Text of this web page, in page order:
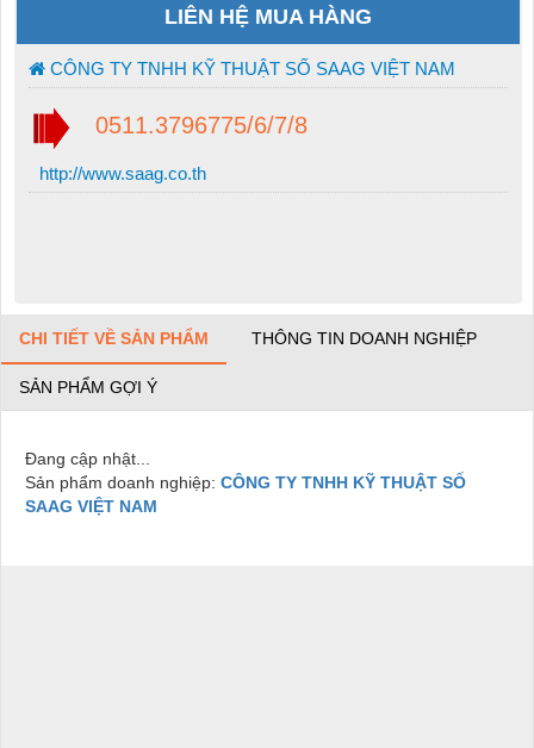
LIÊN HỆ MUA HÀNG
CÔNG TY TNHH KỸ THUẬT SỐ SAAG VIỆT NAM
0511.3796775/6/7/8
http://www.saag.co.th
CHI TIẾT VỀ SẢN PHẨM THÔNG TIN DOANH NGHIỆP
SẢN PHẨM GỢI Ý
Đang cập nhật...
Sản phẩm doanh nghiệp: CÔNG TY TNHH KỸ THUẬT SỐ
SAAG VIỆT NAM